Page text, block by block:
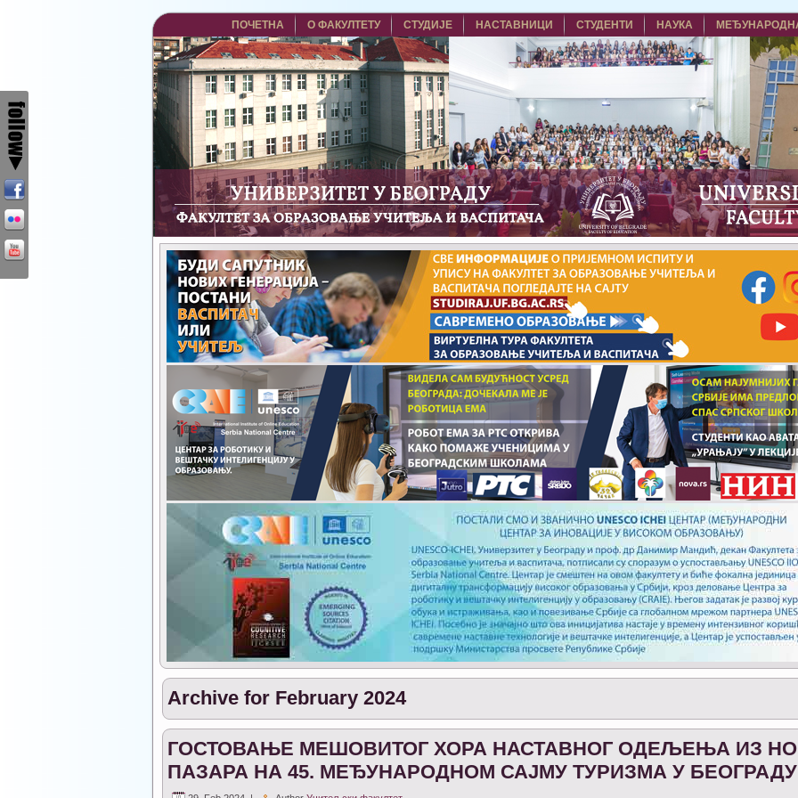
ПОЧЕТНА О ФАКУЛТЕТУ СТУДИЈЕ НАСТАВНИЦИ СТУДЕНТИ НАУКА
Archive for February 2024
ГОСТОВАЊЕ МЕШОВИТОГ ХОРА НАСТАВНОГ ОДЕЉЕЊА ИЗ
ПАЗАРА НА 45. МЕЂУНАРОДНОМ САЈМУ ТУРИЗМА У БЕОГРАДУ